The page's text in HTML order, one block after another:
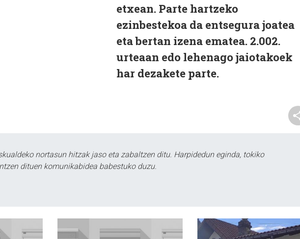
etxean. Parte hartzeko
ezinbestekoa da entsegura joatea
eta bertan izena ematea. 2.002.
urteaan edo lehenago jaiotakoek
har dezakete parte.
nortasun hitzak jaso eta zabaltzen ditu. Harpidedun eginda, tokiko
dituen komunikabidea babestuko duzu.